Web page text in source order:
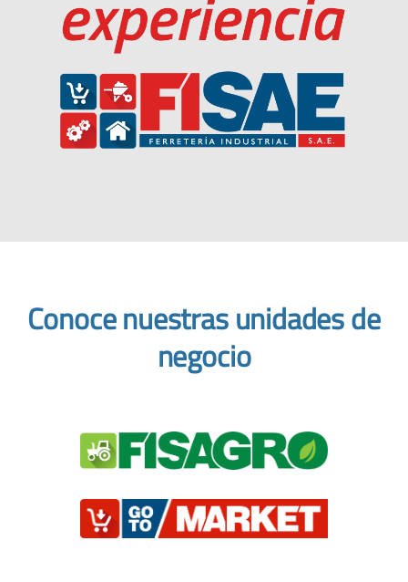
Conoce nuestras unidades de
negocio